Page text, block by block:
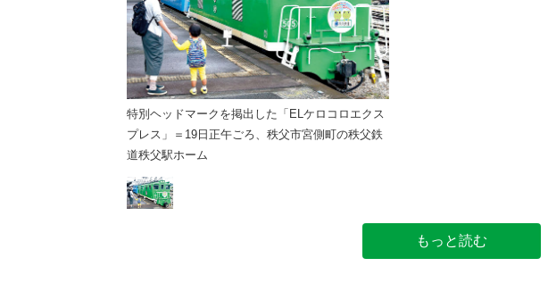
特別ヘッドマークを掲出した「ELケロコロエクス
プレス」＝19日正午ごろ、秩父市宮側町の秩父鉄
道秩父駅ホーム
もっと読む